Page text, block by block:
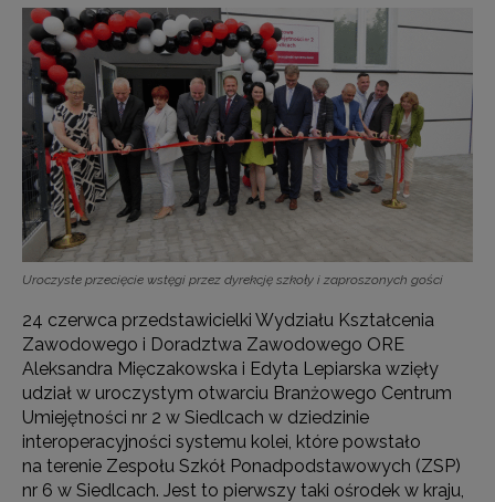
Uroczyste przecięcie wstęgi przez dyrekcję szkoły i zaproszonych gości
24 czerwca przedstawicielki Wydziału Kształcenia
Zawodowego i Doradztwa Zawodowego ORE
Aleksandra Mięczakowska i Edyta Lepiarska wzięły
udział w uroczystym otwarciu Branżowego Centrum
Umiejętności nr 2 w Siedlcach w dziedzinie
interoperacyjności systemu kolei, które powstało
na terenie Zespołu Szkół Ponadpodstawowych (ZSP)
nr 6 w Siedlcach. Jest to pierwszy taki ośrodek w kraju,